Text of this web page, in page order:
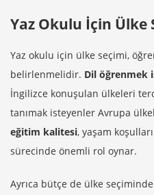
Yaz Okulu İçin Ülke
Yaz okulu için ülke seçimi,
belirlenmelidir. Dil öğrenmek
İngilizce konuşulan ülkeleri
tanımak isteyenler Avrupa
eğitim kalitesi, yaşam
sürecinde önemli rol oynar.
Ayrıca bütçe de ülke